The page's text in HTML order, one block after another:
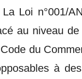
Loi n°001/
au niveau
du
à